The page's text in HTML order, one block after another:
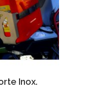
Vista Rapida
Inox.